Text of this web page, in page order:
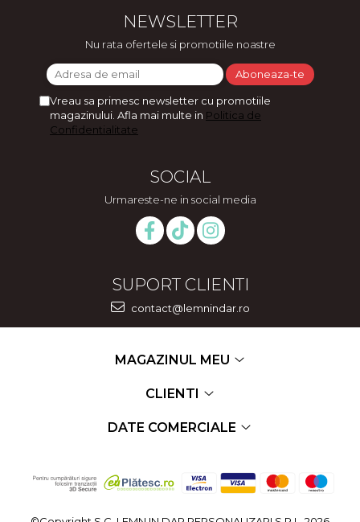
NEWSLETTER
Nu rata ofertele si promotiile noastre
Vreau sa primesc newsletter cu promotiile
magazinului. Afla mai multe in Politica de
Confidentialitate
SOCIAL
Urmareste-ne in social media
SUPORT CLIENTI
contact@lemnindar.ro
MAGAZINUL MEU
CLIENTI
DATE COMERCIALE